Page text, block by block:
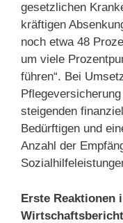
gesetzlichen
kräftigen
noch etwa 48
um viele
führen“. Bei
steigenden
Bedürftigen und
Anzahl der
Erste Reaktionen